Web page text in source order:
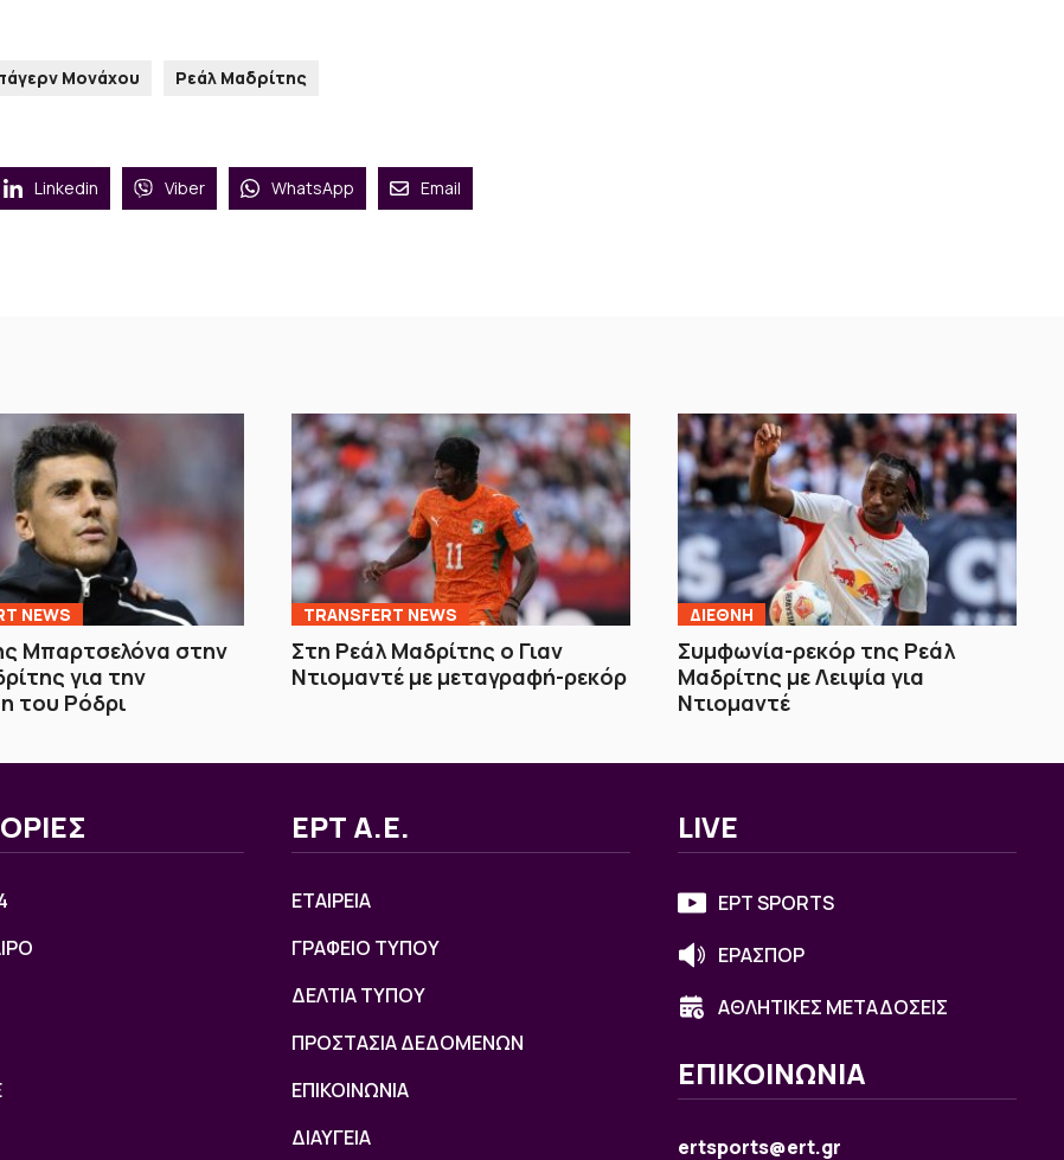
Μονάχου Ρεάλ Μαδρίτης
Linkedin Viber WhatsApp Email
NEWS
Μπαρτσελόνα στην
για την
του Ρόδρι
TRANSFERT NEWS
Στη Ρεάλ Μαδρίτης ο Γιαν
Ντιομαντέ με μεταγραφή-ρεκόρ
ΔΙΕΘΝΗ
Συμφωνία-ρεκόρ της Ρεάλ
Μαδρίτης με Λειψία για
Ντιομαντέ
ΕΡΤ Α.Ε.
ΕΤΑΙΡΕΙΑ
ΓΡΑΦΕΙΟ ΤΥΠΟΥ
ΔΕΛΤΙΑ ΤΥΠΟΥ
ΠΡΟΣΤΑΣΙΑ ΔΕΔΟΜΕΝΩΝ
ΕΠΙΚΟΙΝΩΝΙΑ
ΔΙΑΥΓΕΙΑ
LIVE
ΕΡΤ SPORTS
ΕΡΑΣΠΟΡ
ΑΘΛΗΤΙΚΕΣ ΜΕΤΑΔΟΣΕΙΣ
ΕΠΙΚΟΙΝΩΝΙΑ
ertsports@ert.gr